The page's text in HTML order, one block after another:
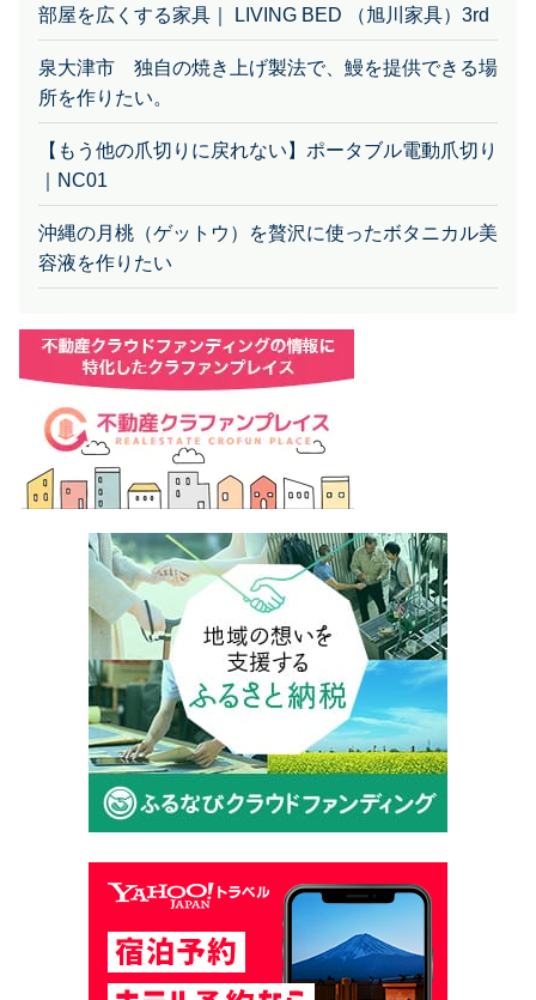
部屋を広くする家具｜ LIVING BED （旭川家具）3rd
泉大津市 独自の焼き上げ製法で、鰻を提供できる場
所を作りたい。
【もう他の爪切りに戻れない】ポータブル電動爪切り
｜NC01
沖縄の月桃（ゲットウ）を贅沢に使ったボタニカル美
容液を作りたい